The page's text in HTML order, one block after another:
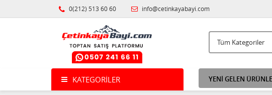
0(212) 513 60 60 info@cetinkayabayi.com
KATEGORILER YENİ GELEN